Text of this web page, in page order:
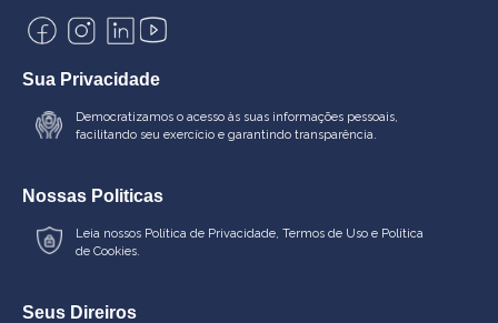
Sua Privacidade
Democratizamos o acesso às suas informações pessoais,
facilitando seu exercício e garantindo transparência.
Nossas Politicas
Leia nossos Política de Privacidade,Termos de Uso e Política
de Cookies.
Seus Direiros